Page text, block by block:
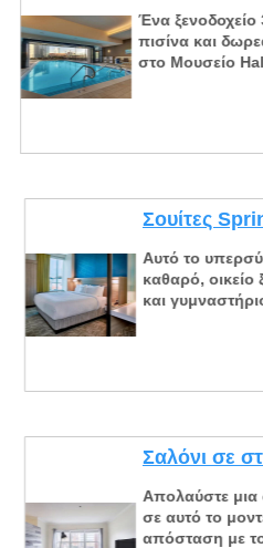
Ένα ξενοδοχείο
πισίνα και
στο Μουσείο
Σουίτες
Αυτό το
καθαρό, οικείο
και
Σαλόνι σε
Απολαύστε μια
σε αυτό το
απόσταση με